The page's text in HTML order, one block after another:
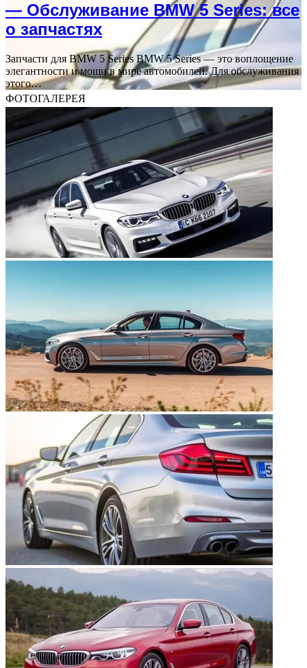
— Обслуживание BMW 5 Series: все
о запчастях
Запчасти для BMW 5 Series BMW 5 Series — это воплощение
элегантности и мощи в мире автомобилей. Для обслуживания
этого…
ФОТОГАЛЕРЕЯ